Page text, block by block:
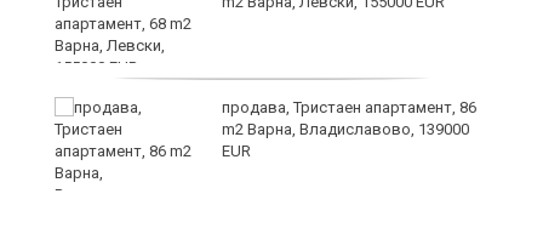
продава, Тристаен апартамент, 86
m2 Варна, Владиславово, 139000
EUR